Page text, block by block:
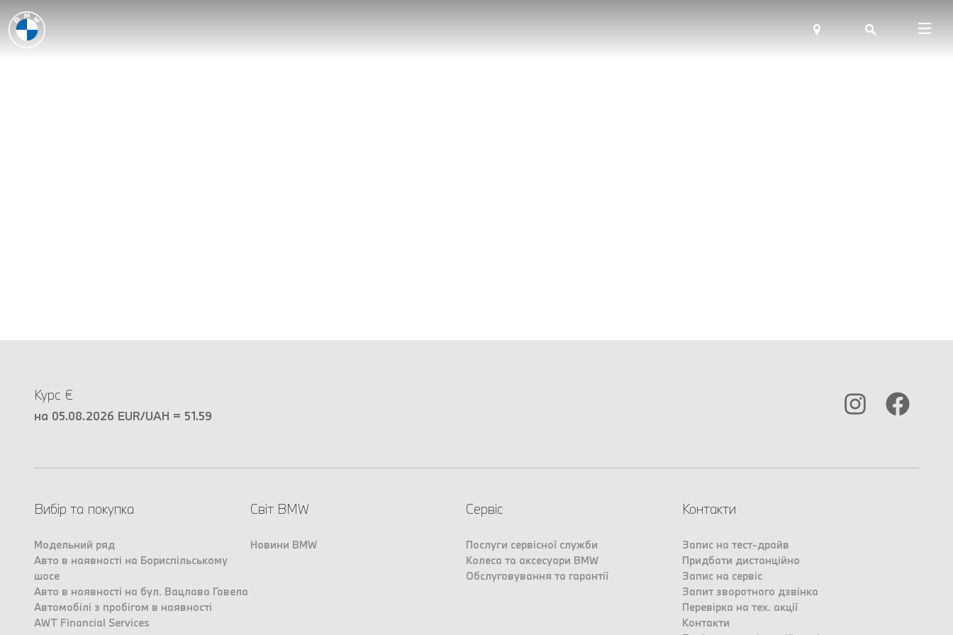
Курс €
на 05.08.2026 EUR/UAH = 51.59
Вибір та покупка
Модельний ряд
Авто в наявності на Бориспільському
шосе
Авто в наявності на бул. Вацлава Гавела
Автомобілі з пробігом в наявності
AWT Financial Services
Світ BMW
Новини BMW
Сервіс
Послуги сервісної служби
Колеса та аксесуари BMW
Обслуговування та гарантії
Контакти
Запис на тест-драйв
Придбати дистанційно
Запис на сервіс
Запит зворотного дзвінка
Перевірка на тех. акції
Контакти